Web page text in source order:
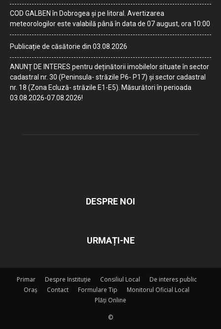
COD GALBEN în Dobrogea și pe litoral. Avertizarea
meteorologilor este valabilă până în data de 07 august, ora 10:00
Publicație de căsătorie din 03.08.2026
ANUNȚ DE INTERES pentru deținătorii imobilelor situate în sector
cadastral nr. 30 (Peninsula- străzile P6- P17) și sector cadastral
nr. 18 (Zona Ecluză- străzile E1-E5). Măsurători în perioada
03.08.2026-07.08.2026!
DESPRE NOI
URMAȚI-NE
Primar Despre Instituție Consiliul Local
De interes public
Oraș
Contact Formulare Tip
Monitorul Oficial Local
Plăți Online
©